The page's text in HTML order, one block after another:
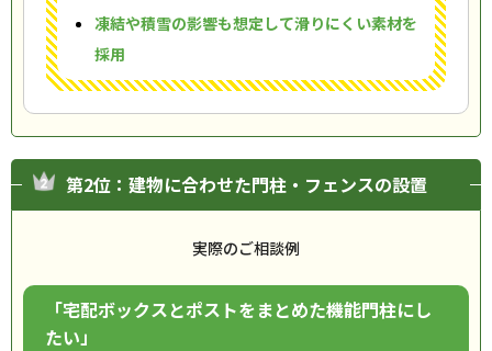
凍結や積雪の影響も想定して滑りにくい素材を
採用
第2位：建物に合わせた門柱・フェンスの設置
実際のご相談例
「宅配ボックスとポストをまとめた機能門柱にし
たい」